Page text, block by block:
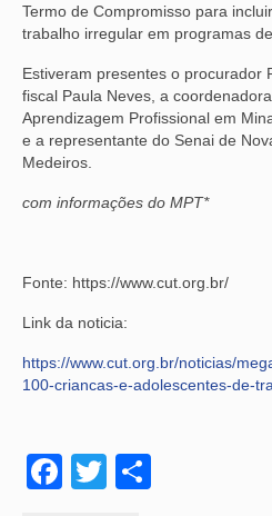
Termo de Compromisso para
trabalho irregular em programas
Estiveram presentes o procurador
fiscal Paula Neves, a
Aprendizagem Profissional em
e a representante do Senai de
Medeiros.
com informações do MPT*
Fonte: https://www.cut.org.br/
Link da noticia:
https://www.cut.org.br/noticias/
100-criancas-e-adolescentes-de-
Facebook
Twitter